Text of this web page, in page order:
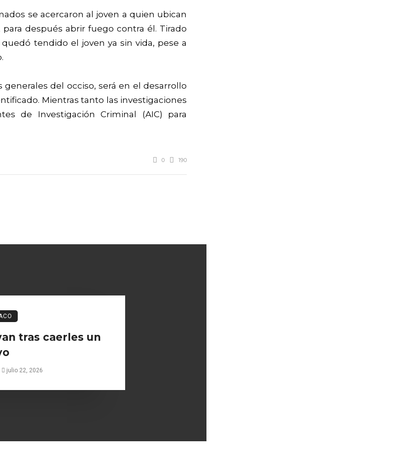
se acercaron al joven a quien ubican
después abrir fuego contra él. Tirado
tendido el joven ya sin vida, pese a
del occiso, será en el desarrollo
Mientras tanto las investigaciones
de Investigación Criminal (AIC) para
0 190
tras caerles un
julio 22, 2026